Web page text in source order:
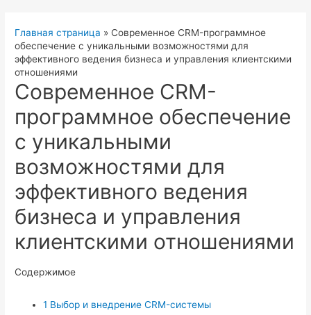
Главная страница » Современное CRM-программное
обеспечение с уникальными возможностями для
эффективного ведения бизнеса и управления клиентскими
отношениями
Современное CRM-
программное обеспечение
с уникальными
возможностями для
эффективного ведения
бизнеса и управления
клиентскими отношениями
Содержимое
1 Выбор и внедрение CRM-системы